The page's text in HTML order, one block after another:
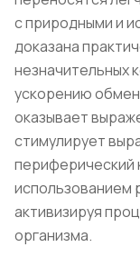
с природными и
доказана
незначительных
ускорению
оказывает
стимулирует
периферический
использованием
активизируя
организма.